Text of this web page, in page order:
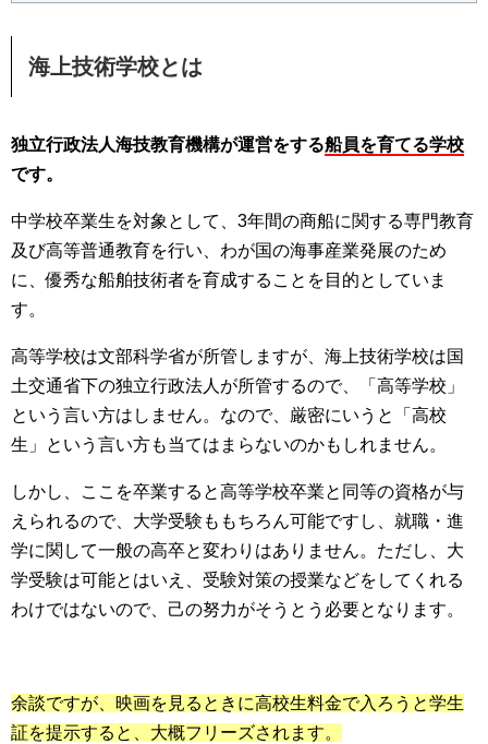
海上技術学校とは
独立行政法人海技教育機構が運営をする船員を育てる学校
です。
中学校卒業生を対象として、3年間の商船に関する専門教育
及び高等普通教育を行い、わが国の海事産業発展のため
に、優秀な船舶技術者を育成することを目的としていま
す。
高等学校は文部科学省が所管しますが、海上技術学校は国
土交通省下の独立行政法人が所管するので、「高等学校」
という言い方はしません。なので、厳密にいうと「高校
生」という言い方も当てはまらないのかもしれません。
しかし、ここを卒業すると高等学校卒業と同等の資格が与
えられるので、大学受験ももちろん可能ですし、就職・進
学に関して一般の高卒と変わりはありません。ただし、大
学受験は可能とはいえ、受験対策の授業などをしてくれる
わけではないので、己の努力がそうとう必要となります。
余談ですが、映画を見るときに高校生料金で入ろうと学生
証を提示すると、大概フリーズされます。